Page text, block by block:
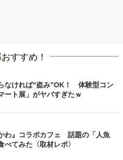
すすめ！
なければ“盗み”OK！ 体験型コン
ート展」がヤバすぎたｗ
わ』コラボカフェ 話題の「人魚
べてみた〈取材レポ〉